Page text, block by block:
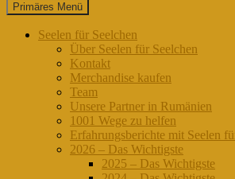
Seelen für Seelchen
Primäres Menü
Seelen für Seelchen
Über Seelen für Seelchen
Kontakt
Merchandise kaufen
Team
Unsere Partner in Rumänien
1001 Wege zu helfen
Erfahrungsberichte mit Seelen
2026 – Das Wichtigste
2025 – Das Wichtigste